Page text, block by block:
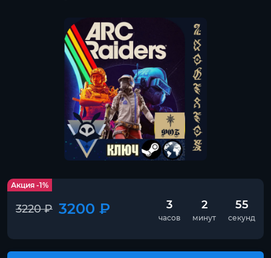
Акция -1%
3220 ₽ 3200 ₽ 3
часов
2
минут
55
секунд